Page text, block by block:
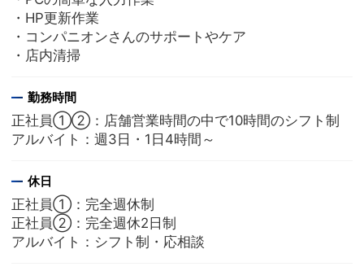
・HP更新作業
・コンパニオンさんのサポートやケア
・店内清掃
勤務時間
正社員①②：店舗営業時間の中で10時間のシフト制
アルバイト：週3日・1日4時間～
休日
正社員①：完全週休制
正社員②：完全週休2日制
アルバイト：シフト制・応相談